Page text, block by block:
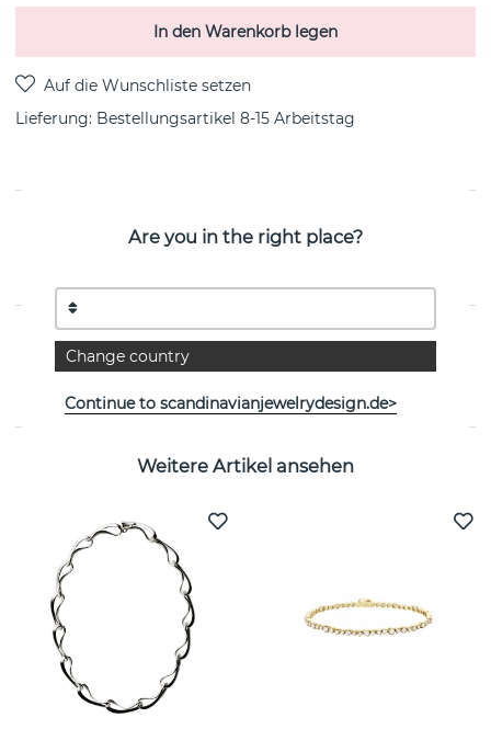
In den Warenkorb legen
Lieferung: Bestellungsartikel 8-15 Arbeitstag
PRODUKTBESCHREIBUNG
EIGENSCHAFTEN
Weitere Artikel ansehen
Are you in the right place?
Change country
Continue to scandinavianjewelrydesign.de>